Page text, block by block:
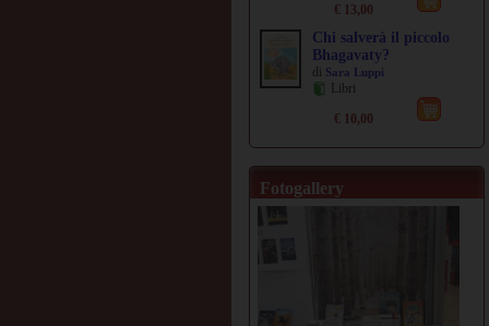
€ 13,00
Chi salverà il piccolo
Bhagavaty?
di Sara Luppi
Libri
€ 10,00
Fotogallery